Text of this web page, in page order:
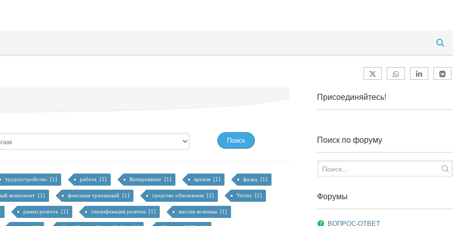
трудоустройство [1] работа [1] Копирование [1] кровля [1] фальц [1]
компонент [1] фиксация транзакций [1] средство обновления [1] Vector [1]
рамки розеток [1] спецификация розеток [1] массив колонны [1]
Присоединяйтесь!
Поиск по форуму
Форумы
ВОПРОС-ОТВЕТ